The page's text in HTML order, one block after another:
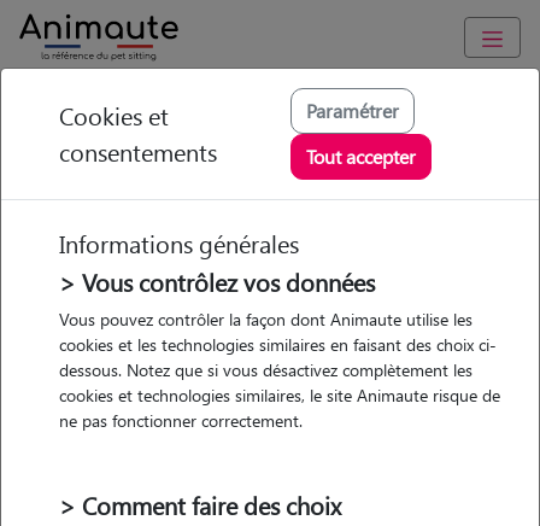
Animaute Centre-Val-de-Loire Cher /Châteaumeillant
Jade - Petsitter à
Châteaumeillant
5/5 (5 avis)
• 24 ans
chez le Pet Sitter
Cookies et
consentements
Paramétrer
Tout accepter
Informations générales
> Vous contrôlez vos données
Vous pouvez contrôler la façon dont Animaute utilise les
cookies et les technologies similaires en faisant des choix ci-
dessous. Notez que si vous désactivez complètement les
cookies et technologies similaires, le site Animaute risque de
ne pas fonctionner correctement.
> Comment faire des choix